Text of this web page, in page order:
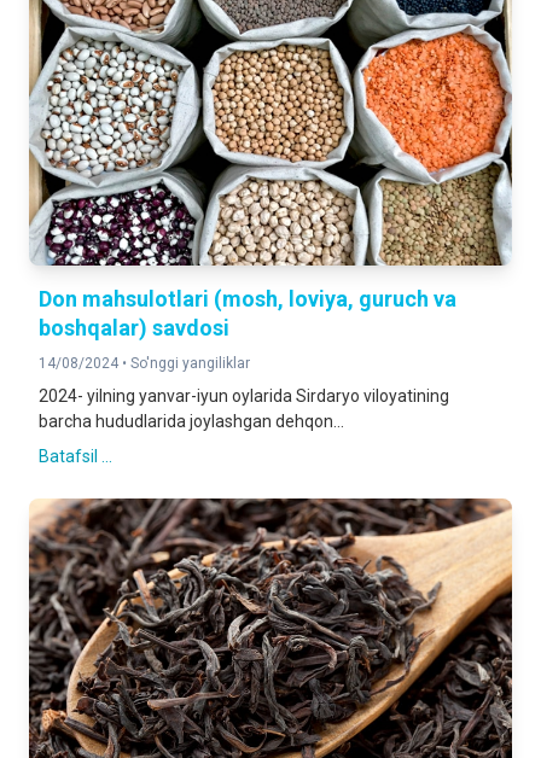
Don mahsulotlari (mosh, loviya, guruch va
boshqalar) savdosi
14/08/2024 • So'nggi yangiliklar
2024- yilning yanvar-iyun oylarida Sirdaryo viloyatining
barcha hududlarida joylashgan dehqon...
Batafsil ...